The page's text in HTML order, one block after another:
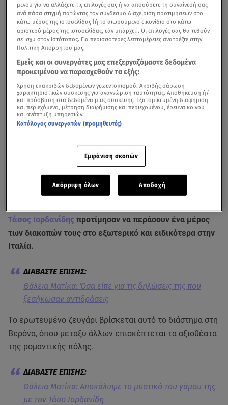
Τάσου Ιορδανίδη στο «MEGA Καλημέρα» και τον Κώστα Τσουρό
Τάσος Ιορδανίδης προτίμησαν να περάσουν ένα μέρος
των διακοπών τους στο εξωτερικό και ειδικότερα στην
Ιταλία.
Θάλεια Ματίκα: Όσα είπε για τις δηλώσεις της που
ξεσήκωσαν αντιδράσεις
Το ερωτευμένο ζευγάρι βρίσκεται αυτό το διάστημα στη
Βερόνα, όπου μεταξύ άλλων επισκέπτεται τα αξιοθέατα
της ρομαντικής πόλης.
Θάλεια Ματίκα: Αποκάλυψε το μυστικό του γάμου της
με τον Τάσο Ιορδανίδη
μενού για να αλλάξετε τις επιλογές σας ή να αποσύρετε τη συναίνεσή σας
ανά πάσα στιγμή πατώντας τον σύνδεσμο Διαχείριση προτιμήσεων στο
κάτω μέρος της ιστοσελίδας [ή το αιωρούμενο εικονίδιο στο κάτω
αριστερό μέρος της ιστοσελίδας, εάν υπάρχει]. Οι επιλογές σας θα τεθούν
σε ισχύ στον Ιστότοπος. Για περισσότερες λεπτομέρειες ανατρέξτε στην
Πολιτική Απορρήτου μας.
Εμείς και οι συνεργάτες μας επεξεργαζόμαστε δεδομένα
προκειμένου να παρασχεθούν τα εξής:
Χρήση επακριβών δεδομένων γεωεντοπισμού. Ακριβής σάρωση
χαρακτηριστικών συσκευής για αναγνώριση ταυτότητας. Αποθήκευση ή/
και πρόσβαση στα δεδομένα μιας συσκευής. Εξατομικευμένη διαφήμιση
και περιεχόμενο, μέτρηση διαφήμισης και περιεχομένου, έρευνα κοινού
και ανάπτυξη υπηρεσιών.
Κατάλογος συνεργατών (προμηθευτές)
Εμφάνιση σκοπών
Απόρριψη όλων Αποδοχή